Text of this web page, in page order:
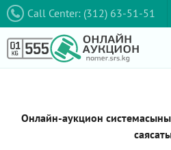
Call Center: (312) 63-51-51
Онлайн-аукцион